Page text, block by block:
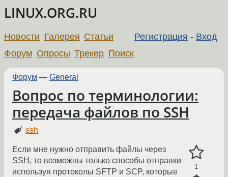
LINUX.ORG.RU
Регистрация - Вход
Новости Галерея Статьи
Форум Опросы Трекер Поиск
Форум — General
Вопрос по терминологии:
передача файлов по SSH
ssh
1
Если мне нужно отправить файлы через
SSH, то возможны только способы отправки
используя протоколы SFTP и SCP, которые